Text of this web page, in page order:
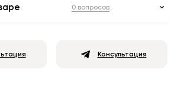
0 вопросов
Консультация